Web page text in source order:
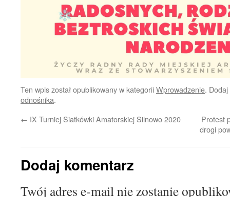
Ten wpis został opublikowany w kategoriiWprowadzenie.
odnośnika.
← IX Turniej Siatkówki Amatorskiej Silnowo 2020
Protest
drogi
Dodaj komentarz
Twój adres e-mail nie zostanie